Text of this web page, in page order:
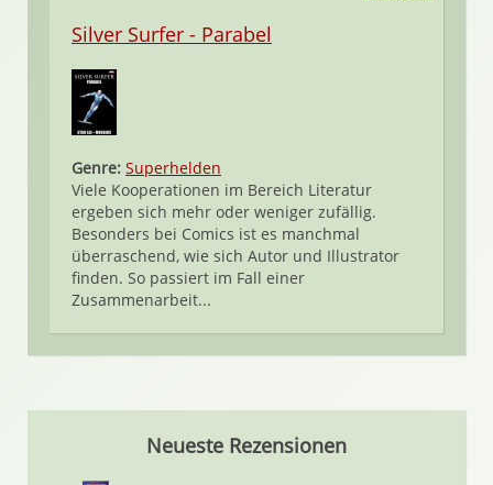
Silver Surfer - Parabel
Genre: Superhelden
Viele Kooperationen im Bereich Literatur
ergeben sich mehr oder weniger zufällig.
Besonders bei Comics ist es manchmal
überraschend, wie sich Autor und Illustrator
finden. So passiert im Fall einer
Zusammenarbeit...
Neueste Rezensionen